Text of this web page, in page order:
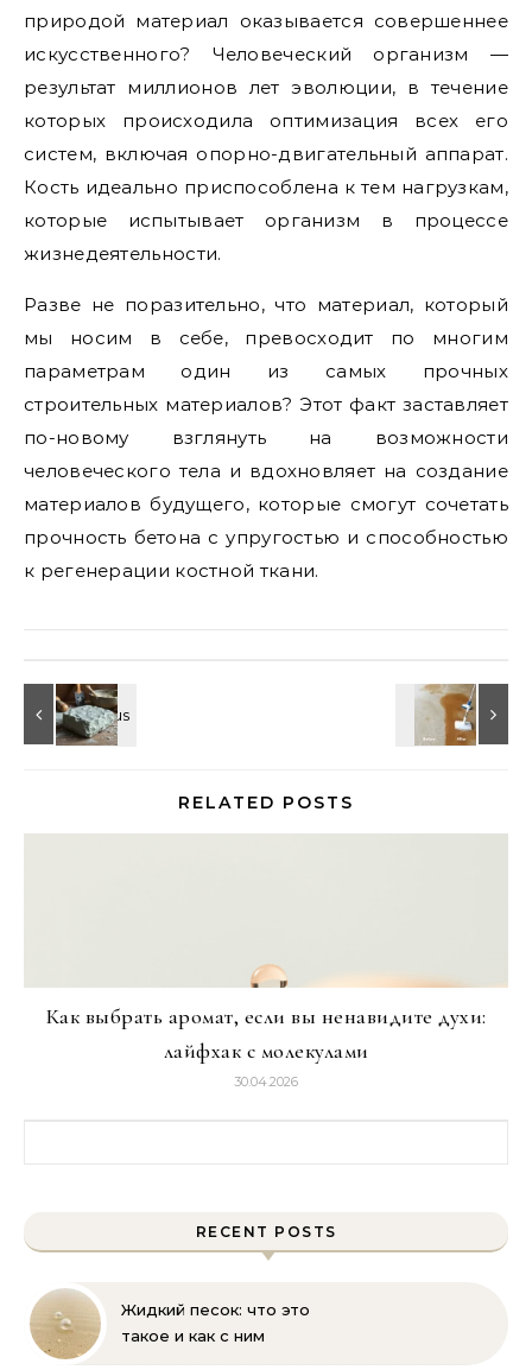
природой материал оказывается совершеннее
искусственного? Человеческий организм —
результат миллионов лет эволюции, в течение
которых происходила оптимизация всех его
систем, включая опорно-двигательный аппарат.
Кость идеально приспособлена к тем нагрузкам,
которые испытывает организм в процессе
жизнедеятельности.
Разве не поразительно, что материал, который
мы носим в себе, превосходит по многим
параметрам один из самых прочных
строительных материалов? Этот факт заставляет
по-новому взглянуть на возможности
человеческого тела и вдохновляет на создание
материалов будущего, которые смогут сочетать
прочность бетона с упругостью и способностью
к регенерации костной ткани.
RELATED POSTS
Как выбрать аромат, если вы ненавидите духи:
лайфхак с молекулами
30.04.2026
RECENT POSTS
Жидкий песок: что это
такое и как с ним